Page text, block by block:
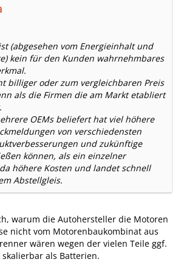
(abgesehen vom Energieinhalt und
kein für den Kunden wahrnehmbares
billiger oder zum vergleichbaren Preis
als die Firmen die am Markt etabliert
OEMs beliefert hat viel höhere
von verschiedensten
und zukünftige
können, als ein einzelner
höhere Kosten und landet schnell
Abstellgleis.
warum die Autohersteller die Motoren
nicht vom Motorenbaukombinat aus
wären wegen der vielen Teile ggf.
als Batterien.